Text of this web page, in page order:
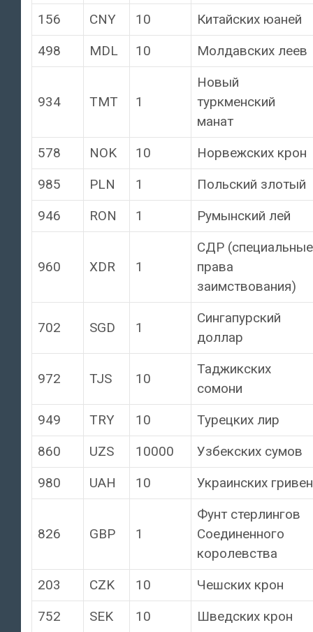
156
CNY 10
Китайских юаней
498
MDL 10 Молдавских леев
934 TMT 1
Новый
туркменский
манат
578
NOK 10
Норвежских крон
985
PLN 1
Польский злотый
946
RON 1 Румынский лей
960 XDR 1
СДР (специальные
права
заимствования)
702 SGD 1
Сингапурский
доллар
972 TJS 10
Таджикских
сомони
949
TRY 10
Турецких лир
860
UZS 10000
Узбекских сумов
980
UAH 10 Украинских гривен
826 GBP 1
Фунт стерлингов
Соединенного
королевства
203
CZK 10
Чешских крон
752
SEK 10 Шведских крон